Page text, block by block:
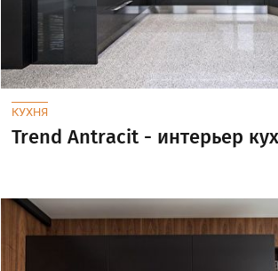
КУХНЯ
Trend Antracit - интерьер